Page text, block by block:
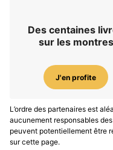
Des centaines
sur les montres
J'en profite
L’ordre des partenaires est
aucunement responsables
peuvent potentiellement être
sur cette page.